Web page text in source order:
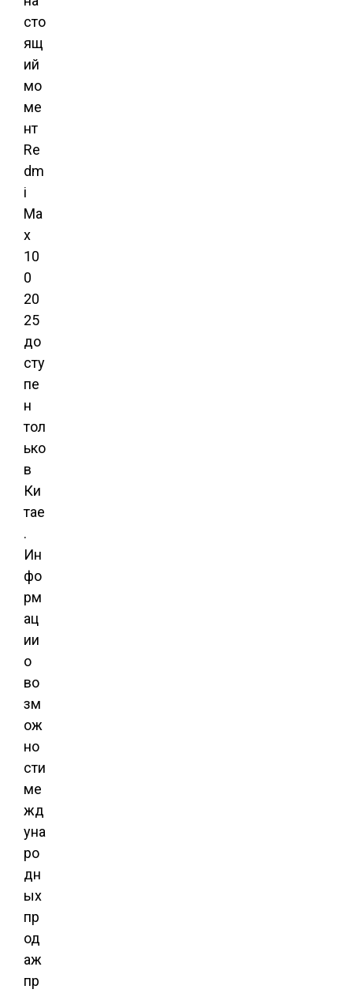
сто
ящ
ий
мо
ме
нт
Re
dm
i
Ma
x
10
0
20
25
до
сту
пе
н
тол
ько
в
Ки
тае
.
Ин
фо
рм
ац
ии
о
во
зм
ож
но
сти
ме
жд
уна
ро
дн
ых
пр
од
аж
пр